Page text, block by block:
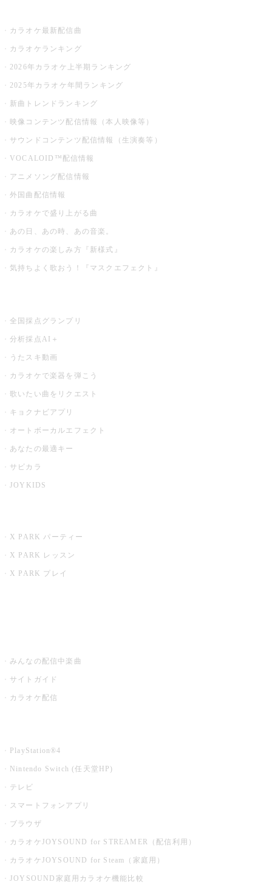
カラオケ最新配信曲
カラオケランキング
2026年カラオケ上半期ランキング
2025年カラオケ年間ランキング
新曲トレンドランキング
映像コンテンツ配信情報（本人映像等）
サウンドコンテンツ配信情報（生演奏等）
VOCALOID™配信情報
アニメソング配信情報
外国曲配信情報
カラオケで盛り上がる曲
あの日、あの時、あの音楽。
カラオケの楽しみ方『新様式』
気持ちよく歌おう！『マスクエフェクト』
全国採点グランプリ
分析採点AI＋
うたスキ動画
カラオケで楽器を弾こう
歌いたい曲をリクエスト
キョクナビアプリ
オートボーカルエフェクト
あなたの最適キー
サビカラ
JOYKIDS
X PARK パーティー
X PARK レッスン
X PARK プレイ
みんなの配信中楽曲
サイトガイド
カラオケ配信
PlayStation®4
Nintendo Switch (任天堂HP)
テレビ
スマートフォンアプリ
ブラウザ
カラオケJOYSOUND for STREAMER（配信利用）
カラオケJOYSOUND for Steam（家庭用）
JOYSOUND家庭用カラオケ機能比較